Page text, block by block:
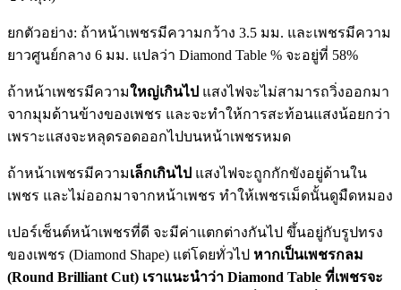
ยกตัวอย่าง: ถ้าหน้าเพชรมีความกว้าง 3.5 มม. และเพชรมีความ
ยาวศูนย์กลาง 6 มม. แปลว่า Diamond Table % จะอยู่ที่ 58%
ถ้าหน้าเพชรมีความใหญ่เกินไป แสงไฟจะไม่สามารถวิ่งออกมา
จากมุมด้านข้างของเพชร และจะทำให้การสะท้อนแสงน้อยกว่า
เพราะแสงจะหลุดรอดออกไปบนหน้าเพชรหมด
ถ้าหน้าเพชรมีความเล็กเกินไป แสงไฟจะถูกกักขังอยู่ด้านใน
เพชร และไม่ออกมาจากหน้าเพชร ทำให้เพชรเม็ดนั้นดูมืดหมอง
เปอร์เซ็นต์หน้าเพชรที่ดี จะมีค่าแตกต่างกันไป ขึ้นอยู่กับรูปทรง
ของเพชร (Diamond Shape) แต่โดยทั่วไป หากเป็นเพชรกลม
(Round Brilliant Cut) เราแนะนำว่า Diamond Table ที่เพชรจะ